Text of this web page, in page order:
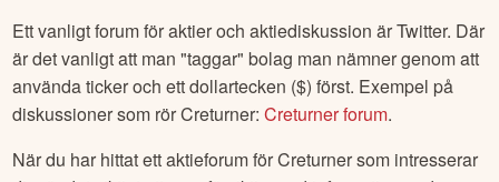
Ett vanligt forum för aktier och aktiediskussion är Twitter. Där
är det vanligt att man "taggar" bolag man nämner genom att
använda ticker och ett dollartecken ($) först. Exempel på
diskussioner som rörCreturner:Creturnerforum.
När du har hittat ett aktieforum förCreturnersom intresserar